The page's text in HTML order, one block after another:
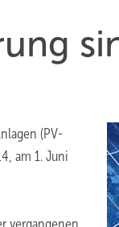
(PV-
am 1. Juni
vergangenen